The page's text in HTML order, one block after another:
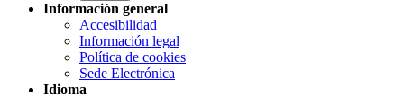
Información general
Accesibilidad
Información legal
Política de cookies
Sede Electrónica
Idioma